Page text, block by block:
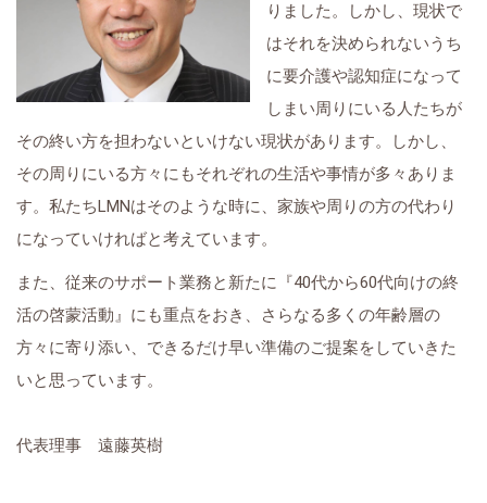
りました。しかし、現状で
はそれを決められないうち
に要介護や認知症になって
しまい周りにいる人たちが
その終い方を担わないといけない現状があります。しかし、
その周りにいる方々にもそれぞれの生活や事情が多々ありま
す。私たちLMNはそのような時に、家族や周りの方の代わり
になっていければと考えています。
また、従来のサポート業務と新たに『40代から60代向けの終
活の啓蒙活動』にも重点をおき、さらなる多くの年齢層の
方々に寄り添い、できるだけ早い準備のご提案をしていきた
いと思っています。
代表理事 遠藤英樹